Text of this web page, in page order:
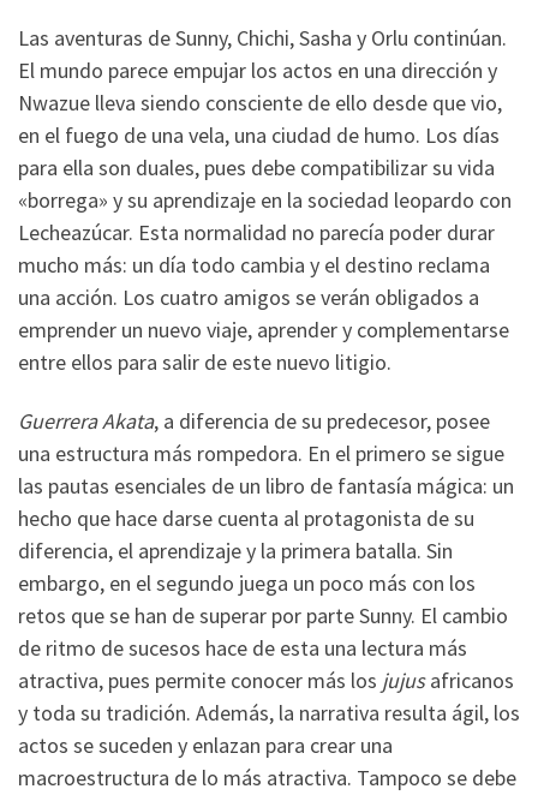
Las aventuras de Sunny, Chichi, Sasha y Orlu continúan.
El mundo parece empujar los actos en una dirección y
Nwazue lleva siendo consciente de ello desde que vio,
en el fuego de una vela, una ciudad de humo. Los días
para ella son duales, pues debe compatibilizar su vida
«borrega» y su aprendizaje en la sociedad leopardo con
Lecheazúcar. Esta normalidad no parecía poder durar
mucho más: un día todo cambia y el destino reclama
una acción. Los cuatro amigos se verán obligados a
emprender un nuevo viaje, aprender y complementarse
entre ellos para salir de este nuevo litigio.
Guerrera Akata, a diferencia de su predecesor, posee
una estructura más rompedora. En el primero se sigue
las pautas esenciales de un libro de fantasía mágica: un
hecho que hace darse cuenta al protagonista de su
diferencia, el aprendizaje y la primera batalla. Sin
embargo, en el segundo juega un poco más con los
retos que se han de superar por parte Sunny. El cambio
de ritmo de sucesos hace de esta una lectura más
atractiva, pues permite conocer más los jujusafricanos
y toda su tradición. Además, la narrativa resulta ágil, los
actos se suceden y enlazan para crear una
macroestructura de lo más atractiva. Tampoco se debe